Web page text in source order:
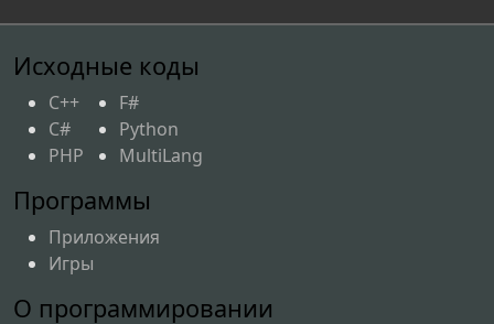
Исходные коды
C++
C#
PHP
F#
Python
MultiLang
Программы
Приложения
Игры
О программировании